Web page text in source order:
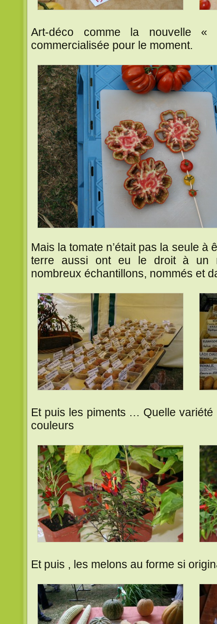
Art-déco comme la nouvelle
commercialisée pour le moment.
Mais la tomate n’était pas la seule à
terre aussi ont eu le droit à un
nombreux échantillons, nommés et
Et puis les piments … Quelle
couleurs
Et puis , les melons au forme si